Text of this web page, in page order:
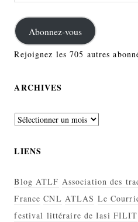
mail
Abonnez-vous
Rejoignez les 705 autres
ARCHIVES
Archives
LIENS
Blog ATLF Association des
France CNL ATLAS Le
festival littéraire de Iasi FILIT